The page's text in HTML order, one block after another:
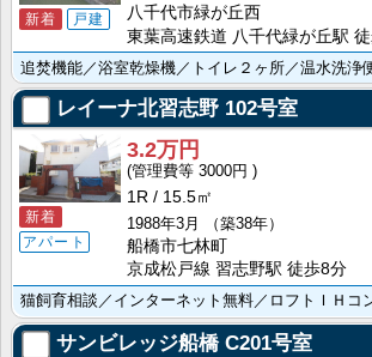
新着 戸建
八千代市緑が丘西
東葉高速鉄道 八千代緑が丘駅
レイーナ北習志野 102号室
新着
アパート
3.2万円
3000円
1R
15.5㎡
1988年3月
（築38年）
船橋市七林町
京成松戸線 習志野駅 徒歩8分
サンビレッジ船橋C201号室